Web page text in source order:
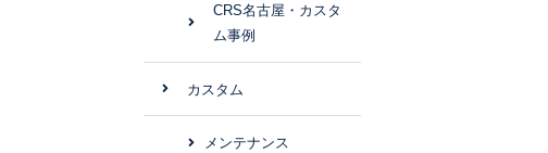
CRS名古屋・カスタ
ム事例
カスタム
メンテナンス